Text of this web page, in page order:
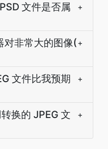
文件是否属
+
对非常大的图像(+
文件比我预期
+
换的 JPEG 文
+